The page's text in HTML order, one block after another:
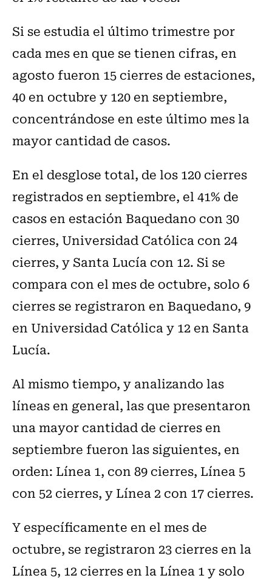
Si se estudia el último trimestre por
cada mes en que se tienen cifras, en
agosto fueron 15 cierres de estaciones,
40 en octubre y 120 en septiembre,
concentrándose en este último mes la
mayor cantidad de casos.
En el desglose total, de los 120 cierres
registrados en septiembre, el 41% de
casos en estación Baquedano con 30
cierres, Universidad Católica con 24
cierres, y Santa Lucía con 12. Si se
compara con el mes de octubre, solo 6
cierres se registraron en Baquedano, 9
en Universidad Católica y 12 en Santa
Lucía.
Al mismo tiempo, y analizando las
líneas en general, las que presentaron
una mayor cantidad de cierres en
septiembre fueron las siguientes, en
orden: Línea 1, con 89 cierres, Línea 5
con 52 cierres, y Línea 2 con 17 cierres.
Y específicamente en el mes de
octubre, se registraron 23 cierres en la
Línea 5, 12 cierres en la Línea 1 y solo